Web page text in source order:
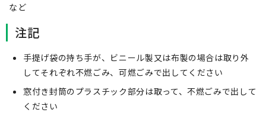
など
注記
手提げ袋の持ち手が、ビニール製又は布製の場合は取り外
してそれぞれ不燃ごみ、可燃ごみで出してください
窓付き封筒のプラスチック部分は取って、不燃ごみで出して
ください